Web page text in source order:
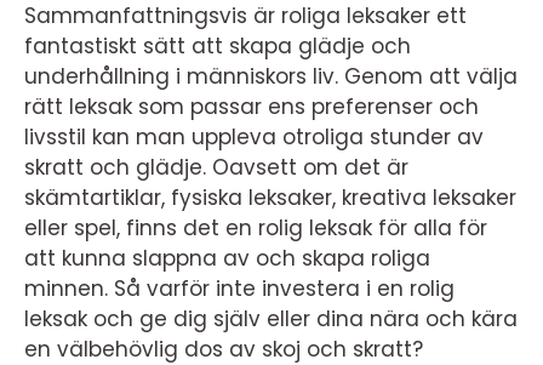
Sammanfattningsvis är roliga leksaker ett
fantastiskt sätt att skapa glädje och
underhållning i människors liv. Genom att välja
rätt leksak som passar ens preferenser och
livsstil kan man uppleva otroliga stunder av
skratt och glädje. Oavsett om det är
skämtartiklar, fysiska leksaker, kreativa leksaker
eller spel, finns det en rolig leksak för alla för
att kunna slappna av och skapa roliga
minnen. Så varför inte investera i en rolig
leksak och ge dig själv eller dina nära och kära
en välbehövlig dos av skoj och skratt?